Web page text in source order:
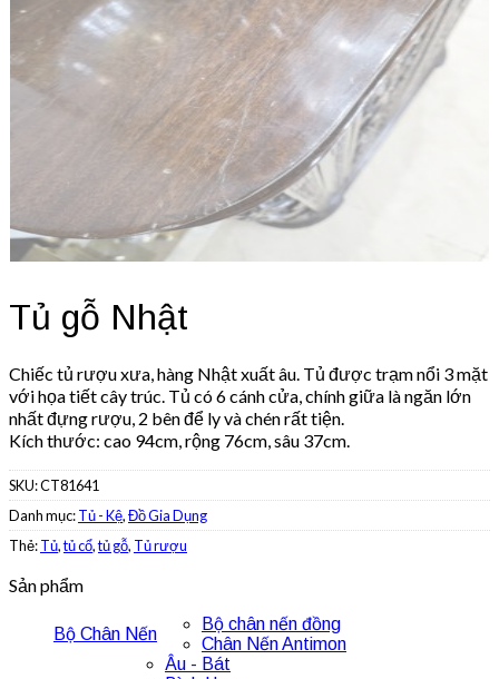
Tủ gỗ Nhật
Chiếc tủ rượu xưa, hàng Nhật xuất âu. Tủ được trạm nổi 3 mặt
với họa tiết cây trúc. Tủ có 6 cánh cửa, chính giữa là ngăn lớn
nhất đựng rượu, 2 bên để ly và chén rất tiện.
Kích thước: cao 94cm, rộng 76cm, sâu 37cm.
SKU:CT81641
Danh mục:Tủ - Kệ,Đồ Gia Dụng
Thẻ:Tủ,tủ cổ,tủ gỗ, Tủ rượu
Sản phẩm
Bộ Chân Nến
Bộ chân nến đồng
Chân Nến Antimon
Âu - Bát